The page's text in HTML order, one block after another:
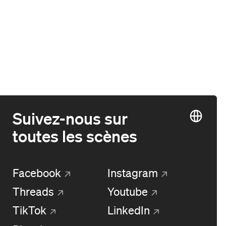
Suivez-nous sur
toutes les scènes
Facebook
Instagram
Threads
Youtube
TikTok
LinkedIn